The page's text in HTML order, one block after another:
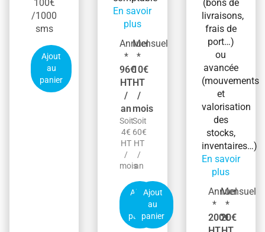
100€
/1000
sms
Ajout
au
panier
En savoir
plus
Annuel
*
96€
HT
/
an
Soit
4€
HT
/
mois
Ajout
panier
Mensuel
*
10€
HT
/
mois
Soit
60€
HT
/
an
Ajout
au
panier
(bons de
livraisons,
frais de
port…)
ou
avancée
(mouvements
et
valorisation
des
stocks,
inventaires…)
En savoir
plus
Annuel
*
200€
Mensuel
*
20€